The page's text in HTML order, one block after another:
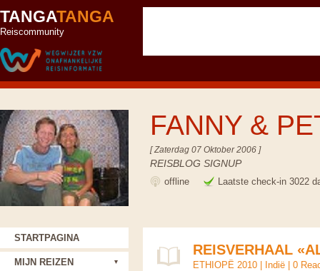
TANGATANGA
Reiscommunity
FANNY &
[ Zaterdag 07 Oktober 2006 ]
REISBLOG SIGNUP
offline Laatste check-in 3022
REISVERHAAL
ETHIOPË 2010 Indië 0
STARTPAGINA
MIJN REIZEN